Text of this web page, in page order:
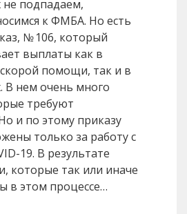
подпадаем,
к ФМБА. Но есть
№ 106, который
выплаты как в
помощи, так и в
В нем очень много
требуют
и по этому приказу
только за работу с
19. В результате
которые так или иначе
в этом процессе…